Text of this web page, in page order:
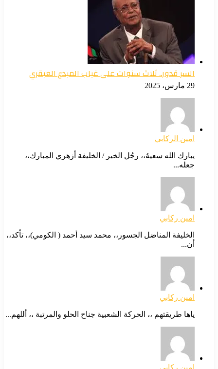
السر قدور.. ثلاث سنوات على غياب المبدع العبقري
29 مارس، 2025
امين الركابي
يبارك الله سعيهُ،، رجُل الخير / الخليفة أزهري المبارك،،
جعله...
امين ركابي
الخليفة المناضل الجسور،، محمد سيد أحمد ( الكومي)،، تأكد،،
أن...
امين ركابي
ياها طريقتهم ،، الحركة الشعبية جناح الحلو والمرتبة ،، أللهم...
امين ركابي